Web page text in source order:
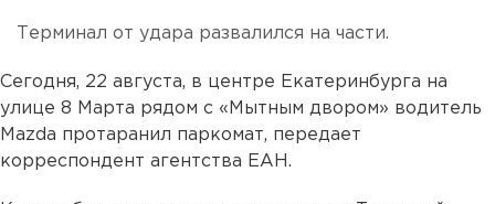
Терминал от удара развалился на части.
Сегодня, 22 августа, в центре Екатеринбурга на
улице 8 Марта рядом с «Мытным двором» водитель
Mazda протаранил паркомат, передает
корреспондент агентства ЕАН.